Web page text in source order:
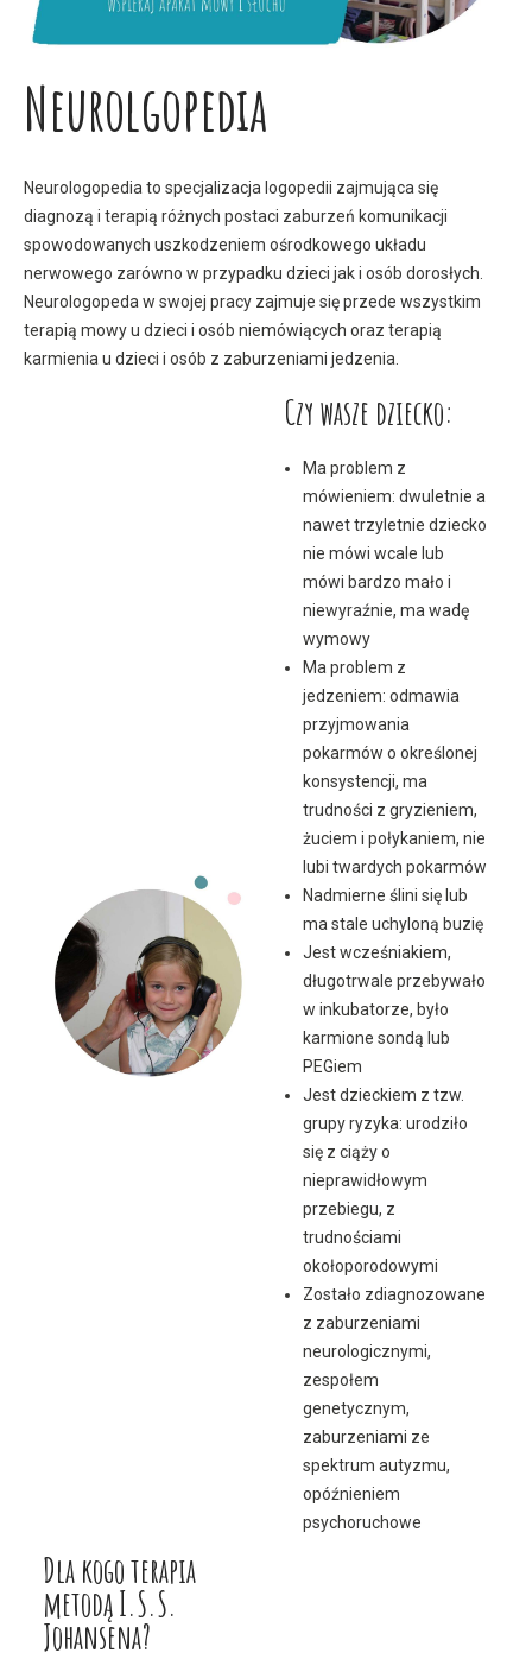
Neurolgopedia
Neurologopedia to specjalizacja logopedii zajmująca się
diagnozą i terapią różnych postaci zaburzeń komunikacji
spowodowanych uszkodzeniem ośrodkowego układu
nerwowego zarówno w przypadku dzieci jak i osób dorosłych.
Neurologopeda w swojej pracy zajmuje się przede wszystkim
terapią mowy u dzieci i osób niemówiących oraz terapią
karmienia u dzieci i osób z zaburzeniami jedzenia.
Czy wasze dziecko:
Ma problem z
mówieniem: dwuletnie a
nawet trzyletnie dziecko
nie mówi wcale lub
mówi bardzo mało i
niewyraźnie, ma wadę
wymowy
Ma problem z
jedzeniem: odmawia
przyjmowania
pokarmów o określonej
konsystencji, ma
trudności z gryzieniem,
żuciem i połykaniem, nie
lubi twardych pokarmów
Nadmierne ślini się lub
ma stale uchyloną buzię
Jest wcześniakiem,
długotrwale przebywało
w inkubatorze, było
karmione sondą lub
PEGiem
Jest dzieckiem z tzw.
grupy ryzyka: urodziło
się z ciąży o
nieprawidłowym
przebiegu, z
trudnościami
okołoporodowymi
Zostało zdiagnozowane
z zaburzeniami
neurologicznymi,
zespołem
genetycznym,
zaburzeniami ze
spektrum autyzmu,
opóźnieniem
psychoruchowe
Dla kogo terapia
metodą I.S.S.
Johansena?